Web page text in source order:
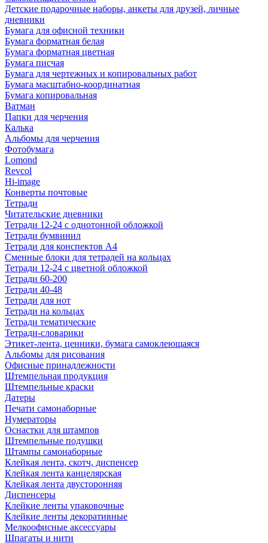
Детские подарочные наборы, анкеты для друзей, личные
дневники
Бумага для офисной техники
Бумага форматная белая
Бумага форматная цветная
Бумага писчая
Бумага для чертежных и копировальных работ
Бумага масштабно-координатная
Бумага копировальная
Ватман
Папки для черчения
Калька
Альбомы для черчения
Фотобумага
Lomond
Revcol
Hi-image
Конверты почтовые
Тетради
Читательские дневники
Тетради 12-24 с однотонной обложкой
Тетради бумвинил
Тетради для конспектов А4
Сменные блоки для тетрадей на кольцах
Тетради 12-24 с цветной обложкой
Тетради 60-200
Тетради 40-48
Тетради для нот
Тетради на кольцах
Тетради тематические
Тетради-словарики
Этикет-лента, ценники, бумага самоклеющаяся
Альбомы для рисования
Офисные принадлежности
Штемпельная продукция
Штемпельные краски
Датеры
Печати самонаборные
Нумераторы
Оснастки для штампов
Штемпельные подушки
Штампы самонаборные
Клейкая лента, скотч, диспенсер
Клейкая лента канцелярская
Клейкая лента двусторонняя
Диспенсеры
Клейкие ленты упаковочные
Клейкие ленты декоративные
Мелкоофисные аксессуары
Шпагаты и нити